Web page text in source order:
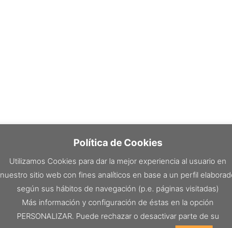
Política de Cookies
Utilizamos Cookies para dar la mejor experiencia al usuario en
nuestro sitio web con fines analíticos en base a un perfil
según sus hábitos de navegación (p.e. páginas visitadas)
Más información y configuración de éstas en la opción
PERSONALIZAR. Puede rechazar o desactivar parte de su